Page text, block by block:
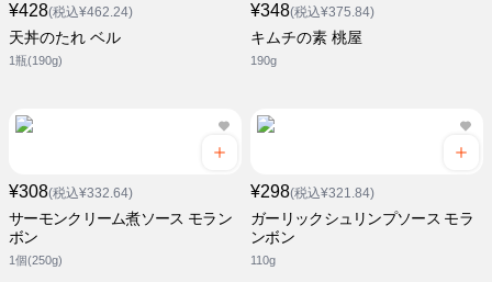
¥428(税込¥462.24)
天丼のたれ ベル
1瓶(190g)
¥348(税込¥375.84)
キムチの素 桃屋
190g
¥308(税込¥332.64)
サーモンクリーム煮ソース モラン
ボン
1個(250g)
¥298(税込¥321.84)
ガーリックシュリンプソース モラ
ンボン
110g